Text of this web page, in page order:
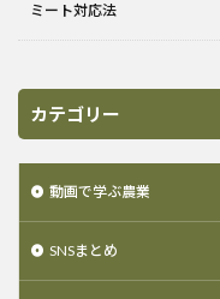
ミート対応法
カテゴリー
動画で学ぶ農業
SNSまとめ